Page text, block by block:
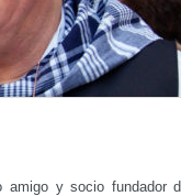
amigo y socio fundador